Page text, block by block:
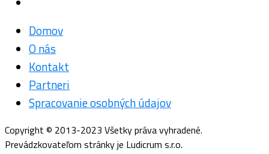
Domov
O nás
Kontakt
Partneri
Spracovanie osobných údajov
Copyright © 2013-2023 Všetky práva vyhradené.
Prevádzkovateľom stránky je Ludicrum s.r.o.